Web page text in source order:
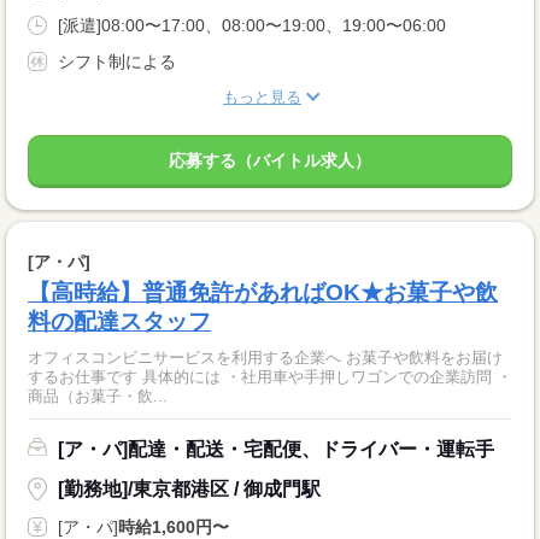
[派遣]08:00〜17:00、08:00〜19:00、19:00〜06:00
シフト制による
もっと見る
応募する（バイトル求人）
[ア・パ]
【高時給】普通免許があればOK★お菓子や飲
料の配達スタッフ
オフィスコンビニサービスを利用する企業へ お菓子や飲料をお届け
するお仕事です 具体的には ・社用車や手押しワゴンでの企業訪問 ・
商品（お菓子・飲...
[ア・パ]配達・配送・宅配便、ドライバー・運転手
[勤務地]/東京都港区 / 御成門駅
[ア・パ]時給1,600円〜